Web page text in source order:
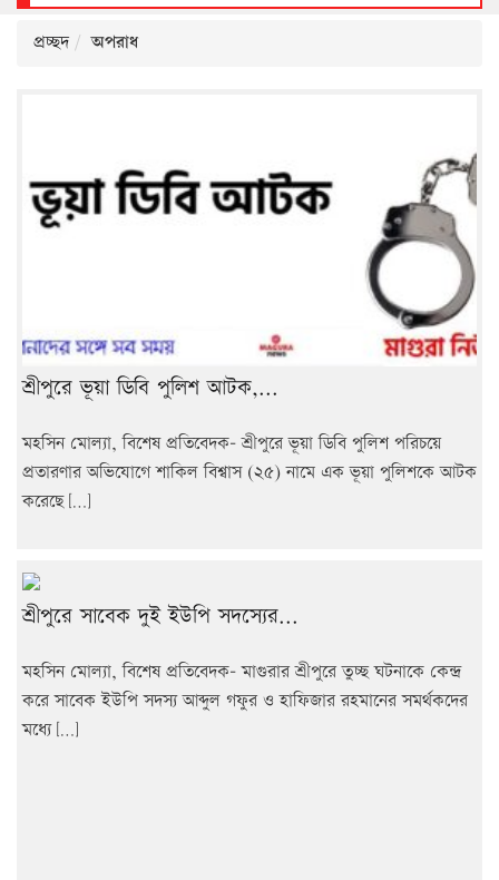
t
প্রচ্ছদ অপরাধ
শ্রীপুরে ভূয়া ডিবি পুলিশ আটক,...
মহসিন মোল্যা, বিশেষ প্রতিবেদক- শ্রীপুরে ভূয়া ডিবি পুলিশ পরিচয়ে
প্রতারণার অভিযোগে শাকিল বিশ্বাস (২৫) নামে এক ভূয়া পুলিশকে আটক
করেছে […]
শ্রীপুরে সাবেক দুই ইউপি সদস্যের...
মহসিন মোল্যা, বিশেষ প্রতিবেদক- মাগুরার শ্রীপুরে তুচ্ছ ঘটনাকে কেন্দ্র
করে সাবেক ইউপি সদস্য আব্দুল গফুর ও হাফিজার রহমানের সমর্থকদের
মধ্যে […]